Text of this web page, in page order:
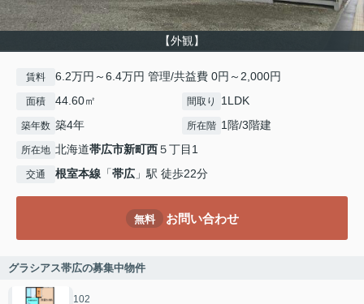
【外観】
賃料 6.2万円～6.4万円 管理/共益費 0円～2,000円
面積 44.60㎡ 間取り 1LDK
築年数 築4年 所在階 1階/3階建
所在地 北海道帯広市新町西５丁目1
交通 根室本線 「帯広 」駅 徒歩22分
無料 お問い合わせ
グラシアス帯広の募集中物件
102